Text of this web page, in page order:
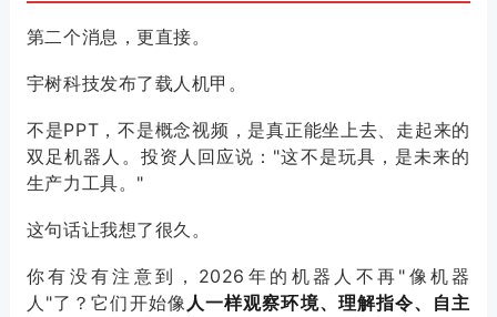
第二个消息，更直接。
宇树科技发布了载人机甲。
不是PPT，不是概念视频，是真正能坐上去、走起来的
双足机器人。投资人回应说："这不是玩具，是未来的
生产力工具。"
这句话让我想了很久。
你有没有注意到，2026年的机器人不再"像机器
人"了？它们开始像 人一样观察环境、理解指令、自主